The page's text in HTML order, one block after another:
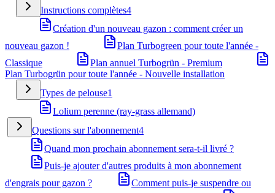
Instructions complètes4
Création d'un nouveau gazon : comment créer un
nouveau gazon !
Plan Turbogreen pour toute l'année -
Classique
Plan annuel Turbogrün - Premium
Plan Turbogrün pour toute l'année - Nouvelle installation
Types de pelouse1
Lolium perenne (ray-grass allemand)
Questions sur l'abonnement4
Quand mon prochain abonnement sera-t-il livré ?
Puis-je ajouter d'autres produits à mon abonnement
d'engrais pour gazon ?
Comment puis-je suspendre ou